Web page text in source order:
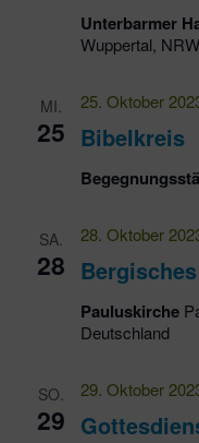
Unterbarmer
Wuppertal,
MI.
25 Bibelkreis
25. Oktober
SA.
28
28. Oktober
Pauluskirche
Deutschland
SO.
29
29. Oktober